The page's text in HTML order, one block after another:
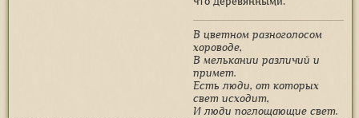
В цветном разноголосом
хороводе,
В мелькании различий и
примет.
Есть люди, от которых
свет исходит,
И люди поглощающие свет.